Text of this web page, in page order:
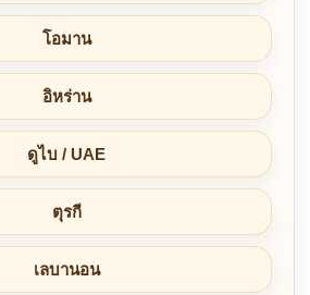
โอมาน
อิหร่าน
ดูไบ / UAE
ตุรกี
เลบานอน